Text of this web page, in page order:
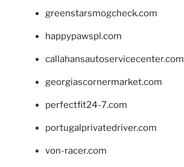
greenstarsmogcheck.com
happypawspl.com
callahansautoservicecenter.com
georgiascornermarket.com
perfectfit24-7.com
portugalprivatedriver.com
von-racer.com